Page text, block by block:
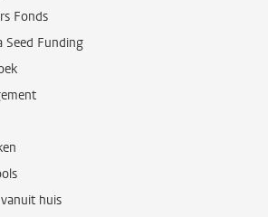
Fonds
Seed Funding
huis